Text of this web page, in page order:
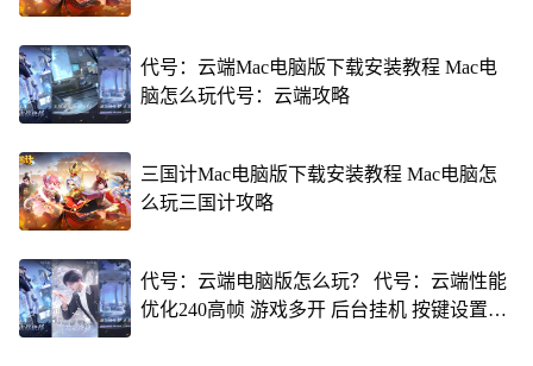
代号：云端Mac电脑版下载安装教程 Mac电
脑怎么玩代号：云端攻略
三国计Mac电脑版下载安装教程 Mac电脑怎
么玩三国计攻略
代号：云端电脑版怎么玩？ 代号：云端性能
优化240高帧 游戏多开 后台挂机 按键设置教